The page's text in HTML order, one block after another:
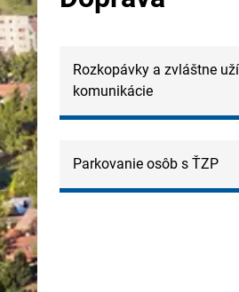
Rozkopávky a zvláštne
komunikácie
Parkovanie osôb s ŤZP